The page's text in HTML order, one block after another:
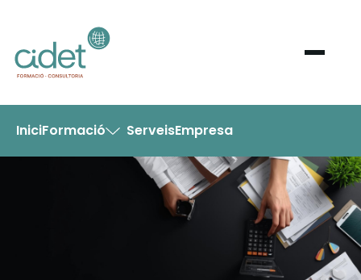
IniciFormació ServeisEmpresa